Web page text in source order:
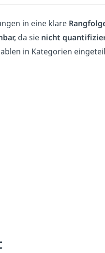
in eine klare
da sie nicht
in Kategorien